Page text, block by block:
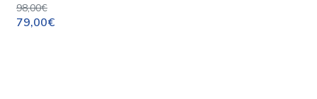
98,00€
79,00€